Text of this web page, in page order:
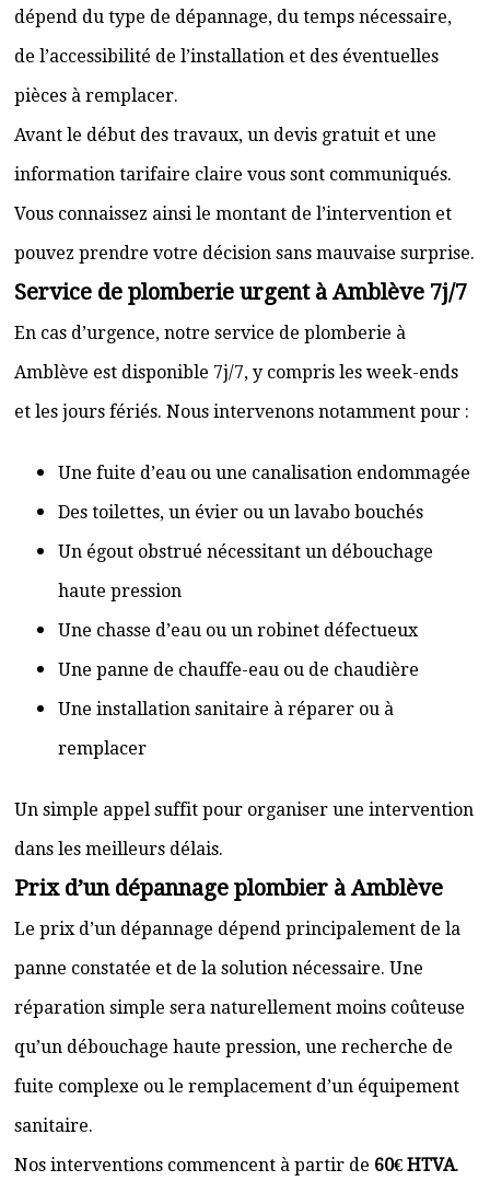
dépend du type de dépannage, du temps nécessaire,
de l’accessibilité de l’installation et des éventuelles
pièces à remplacer.
Avant le début des travaux, un devis gratuit et une
information tarifaire claire vous sont communiqués.
Vous connaissez ainsi le montant de l’intervention et
pouvez prendre votre décision sans mauvaise surprise.
Service de plomberie urgent à Amblève 7j/7
En cas d’urgence, notre service de plomberie à
Amblève est disponible 7j/7, y compris les week-ends
et les jours fériés. Nous intervenons notamment pour :
Une fuite d’eau ou une canalisation endommagée
Des toilettes, un évier ou un lavabo bouchés
Un égout obstrué nécessitant un débouchage
haute pression
Une chasse d’eau ou un robinet défectueux
Une panne de chauffe-eau ou de chaudière
Une installation sanitaire à réparer ou à
remplacer
Un simple appel suffit pour organiser une intervention
dans les meilleurs délais.
Prix d’un dépannage plombier à Amblève
Le prix d’un dépannage dépend principalement de la
panne constatée et de la solution nécessaire. Une
réparation simple sera naturellement moins coûteuse
qu’un débouchage haute pression, une recherche de
fuite complexe ou le remplacement d’un équipement
sanitaire.
Nos interventions commencent à partir de 60€ HTVA.